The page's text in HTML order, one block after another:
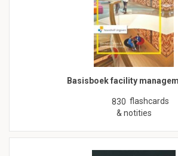
Basisboek facility
830 flashcards
& notities